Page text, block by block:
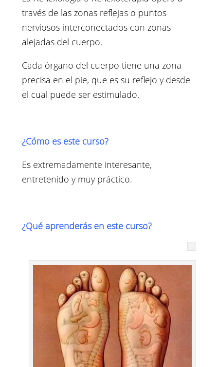
través de las zonas reflejas o puntos
nerviosos interconectados con zonas
alejadas del cuerpo.
Cada órgano del cuerpo tiene una zona
precisa en el pie, que es su reflejo y desde
el cual puede ser estimulado.
¿Cómo es este curso?
Es extremadamente interesante,
entretenido y muy práctico.
¿Qué aprenderás en este curso?